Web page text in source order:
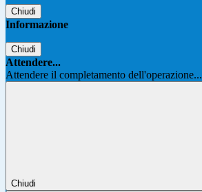
Chiudi
Informazione
Chiudi
Attendere...
Attendere il completamento dell'operazione...
Chiudi